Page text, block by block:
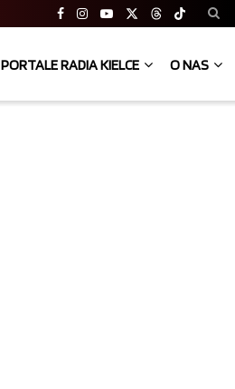
PORTALE RADIA KIELCE O NAS